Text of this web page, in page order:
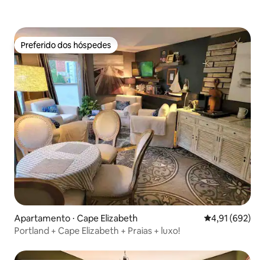
Preferido dos hóspedes
Preferido dos hóspedes
Apartamento ⋅ Cape Elizabeth 4,91 de uma
4,91 (692)
Portland + Cape Elizabeth + Praias + luxo!